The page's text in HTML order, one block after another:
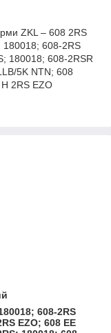
ZKL – 608 2RS
180018; 608-2RS
180018; 608-2RSR
5K NTN; 608
2RS EZO
608-2RS
EZO; 608 EE